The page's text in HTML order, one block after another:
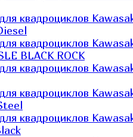
квадроциклов
квадроциклов
BLACK ROCK
квадроциклов
квадроциклов
квадроциклов